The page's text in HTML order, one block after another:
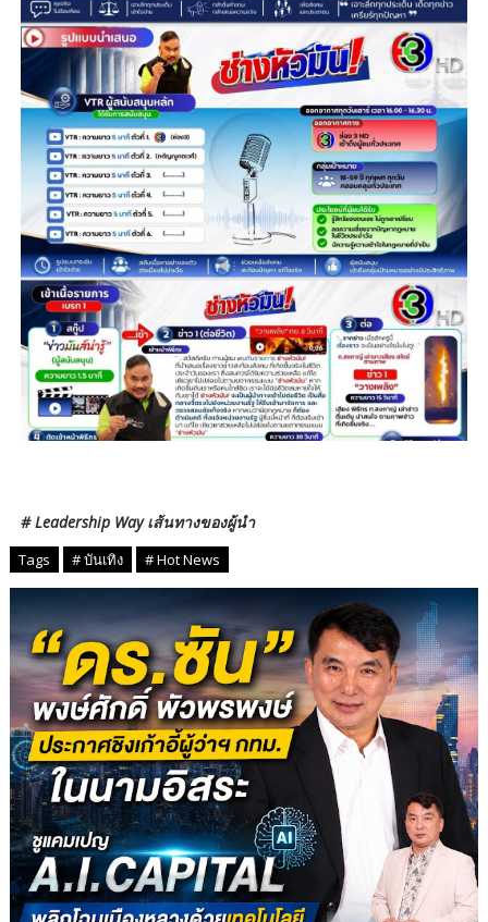
# Leadership Way เส้นทางของผู้นำ
Tags # บันเทิง # Hot News